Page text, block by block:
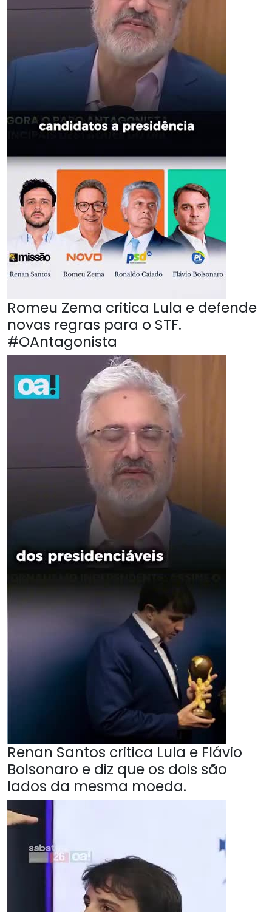
Romeu Zema critica Lula e defende
novas regras para o STF.
#OAntagonista
Renan Santos critica Lula e Flávio
Bolsonaro e diz que os dois são
lados da mesma moeda.